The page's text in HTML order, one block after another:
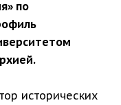
по
исторических